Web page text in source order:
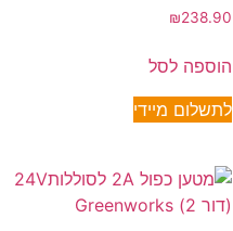
₪238.90
הוספה לסל
לתשלום מיידי